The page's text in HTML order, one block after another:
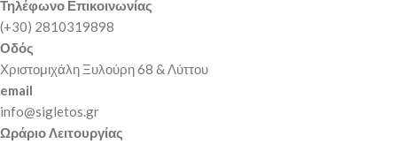
Τηλέφωνο Επικοινωνίας
(+30) 2810319898
Οδός
Χριστομιχάλη Ξυλούρη 68 & Λύττου
email
info@sigletos.gr
Ωράριο Λειτουργίας